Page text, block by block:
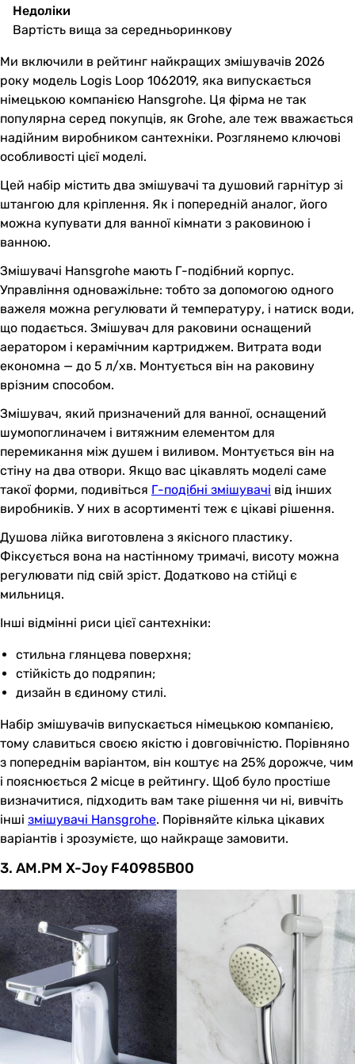
Недоліки
Вартість вища за середньоринкову
Ми включили в рейтинг найкращих змішувачів 2026
року модель Logis Loop 1062019, яка випускається
німецькою компанією Hansgrohe. Ця фірма не так
популярна серед покупців, як Grohe, але теж вважається
надійним виробником сантехніки. Розглянемо ключові
особливості цієї моделі.
Цей набір містить два змішувачі та душовий гарнітур зі
штангою для кріплення. Як і попередній аналог, його
можна купувати для ванної кімнати з раковиною і
ванною.
Змішувачі Hansgrohe мають Г-подібний корпус.
Управління одноважільне: тобто за допомогою одного
важеля можна регулювати й температуру, і натиск води,
що подається. Змішувач для раковини оснащений
аератором і керамічним картриджем. Витрата води
економна — до 5 л/хв. Монтується він на раковину
врізним способом.
Змішувач, який призначений для ванної, оснащений
шумопоглиначем і витяжним елементом для
перемикання між душем і виливом. Монтується він на
стіну на два отвори. Якщо вас цікавлять моделі саме
такої форми, подивіться Г-подібні змішувачі від інших
виробників. У них в асортименті теж є цікаві рішення.
Душова лійка виготовлена з якісного пластику.
Фіксується вона на настінному тримачі, висоту можна
регулювати під свій зріст. Додатково на стійці є
мильниця.
Інші відмінні риси цієї сантехніки:
стильна глянцева поверхня;
стійкість до подряпин;
дизайн в єдиному стилі.
Набір змішувачів випускається німецькою компанією,
тому славиться своєю якістю і довговічністю. Порівняно
з попереднім варіантом, він коштує на 25% дорожче, чим
і пояснюється 2 місце в рейтингу. Щоб було простіше
визначитися, підходить вам таке рішення чи ні, вивчіть
інші змішувачі Hansgrohe. Порівняйте кілька цікавих
варіантів і зрозумієте, що найкраще замовити.
3. AM.PM X-Joy F40985B00